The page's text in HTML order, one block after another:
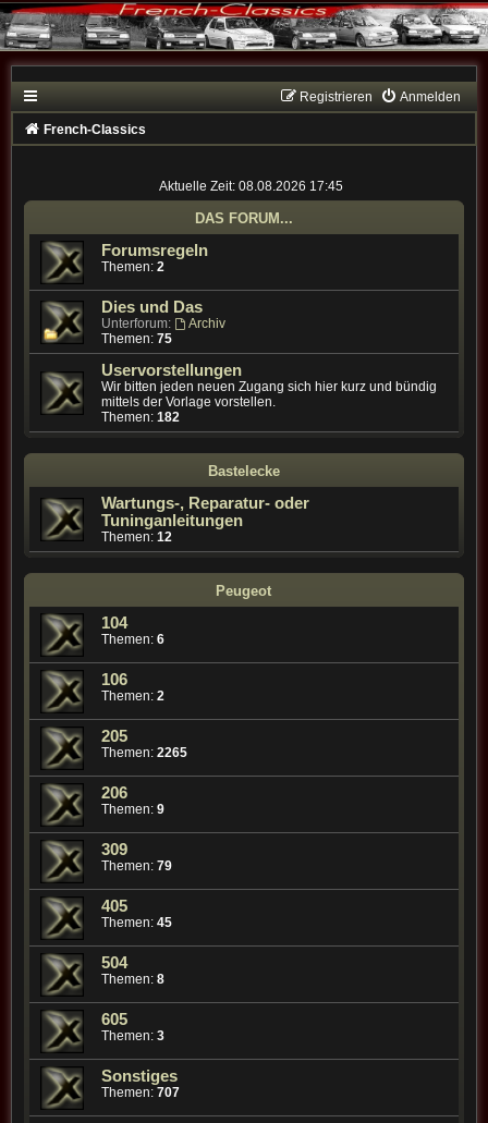
Anmelden
Registrieren
French-Classics
Aktuelle Zeit: 08.08.2026 17:45
DAS FORUM...
Forumsregeln
Themen: 2
Dies und Das
Unterforum:
Archiv
Themen: 75
Uservorstellungen
Wir bitten jeden neuen Zugang sich hier kurz und bündig
mittels der Vorlage vorstellen.
Themen: 182
Bastelecke
Wartungs-, Reparatur- oder
Tuninganleitungen
Themen: 12
Peugeot
104
Themen: 6
106
Themen: 2
205
Themen: 2265
206
Themen: 9
309
Themen: 79
405
Themen: 45
504
Themen: 8
605
Themen: 3
Sonstiges
Themen: 707